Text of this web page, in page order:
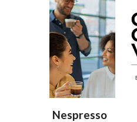
Nespresso